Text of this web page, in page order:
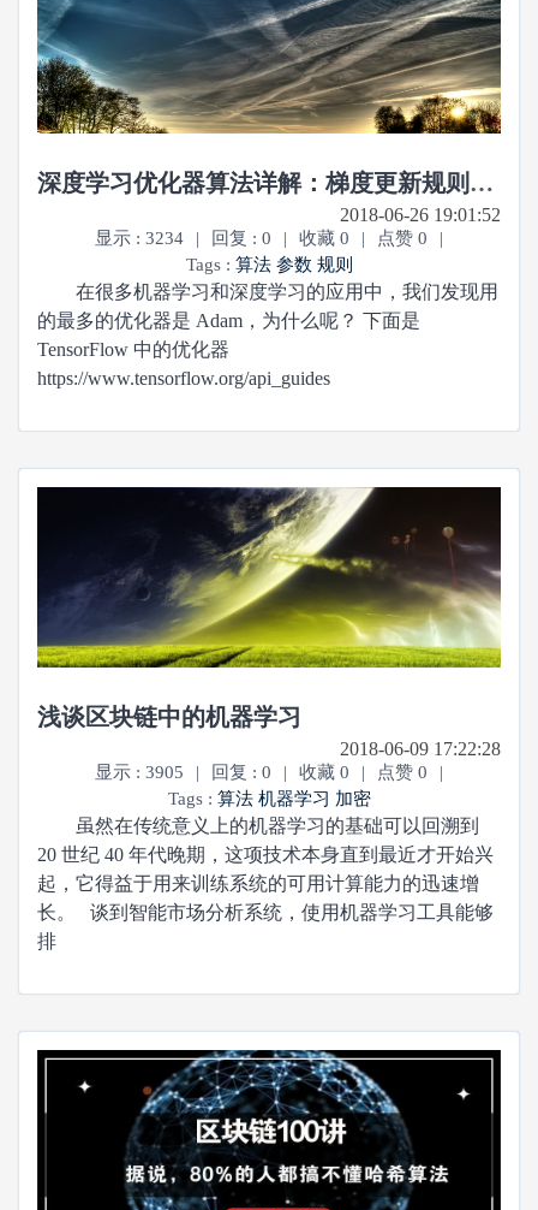
深度学习优化器算法详解：梯度更新规则+缺点+如何选择
2018-06-26 19:01:52
显示 : 3234 | 回复 : 0 | 收藏 0 | 点赞 0
|
Tags : 算法 参数 规则
在很多机器学习和深度学习的应用中，我们发现用
的最多的优化器是 Adam，为什么呢？ 下面是
TensorFlow 中的优化器
https://www.tensorflow.org/api_guides
浅谈区块链中的机器学习
2018-06-09 17:22:28
显示 : 3905 | 回复 : 0 | 收藏 0 | 点赞 0
|
Tags : 算法 机器学习 加密
虽然在传统意义上的机器学习的基础可以回溯到
20 世纪 40 年代晚期，这项技术本身直到最近才开始兴
起，它得益于用来训练系统的可用计算能力的迅速增
长。 谈到智能市场分析系统，使用机器学习工具能够
排